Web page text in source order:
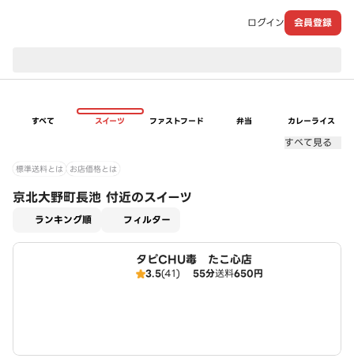
ログイン 会員登録
すべて スイーツ ファストフード 弁当 カレーライス
すべて見る
標準送料とは お店価格とは
京北大野町長池 付近のスイーツ
ランキング順 フィルター
タピCHU毒 たこ心店
3.5(41) 55分送料650円